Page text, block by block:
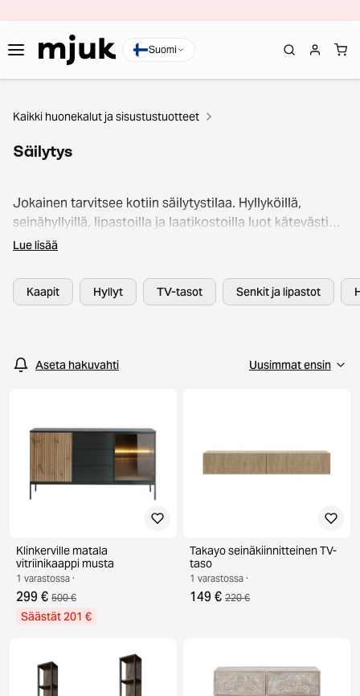
Suomi
Kaikki huonekalut ja sisustustuotteet
Säilytys
Jokainen tarvitsee kotiin säilytystilaa. Hyllyköillä,
seinähyllyillä, lipastoilla ja laatikostoilla luot kätevästi
sekä säilytysratkaisuja että kauniin sisustuksen. Mjukin
taatusti jokaiseen tilaan ja tarpeeseen sopivan
säilytysratkaisun. Selaa eri tyylisiä, kokoisia, värisiä ja
Lue lisää
Kaapit Hyllyt TV-tasot Senkit ja lipastot
Aseta hakuvahti
Klinkerville matala
vitriinikaappi musta
1 varastossa ·
299 € 500 €
Säästät 201 €
Takayo seinäkiinnitteinen TV-
taso
1 varastossa ·
149 € 220 €